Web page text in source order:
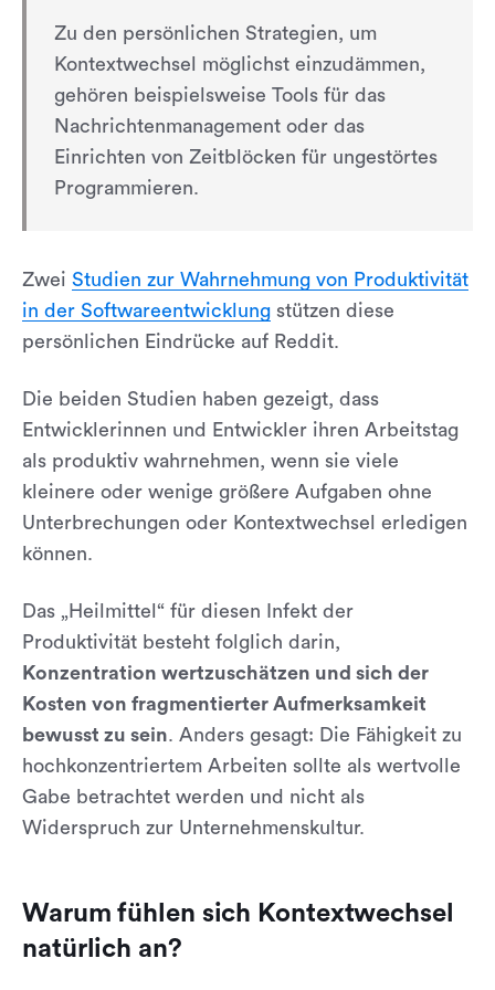
Zu den persönlichen Strategien, um
Kontextwechsel möglichst einzudämmen,
gehören beispielsweise Tools für das
Nachrichtenmanagement oder das
Einrichten von Zeitblöcken für ungestörtes
Programmieren.
Zwei Studien zur Wahrnehmung von Produktivität
in der Softwareentwicklung stützen diese
persönlichen Eindrücke auf Reddit.
Die beiden Studien haben gezeigt, dass
Entwicklerinnen und Entwickler ihren Arbeitstag
als produktiv wahrnehmen, wenn sie viele
kleinere oder wenige größere Aufgaben ohne
Unterbrechungen oder Kontextwechsel erledigen
können.
Das „Heilmittel“ für diesen Infekt der
Produktivität besteht folglich darin,
Konzentration wertzuschätzen und sich der
Kosten von fragmentierter Aufmerksamkeit
bewusst zu sein. Anders gesagt: Die Fähigkeit zu
hochkonzentriertem Arbeiten sollte als wertvolle
Gabe betrachtet werden und nicht als
Widerspruch zur Unternehmenskultur.
Warum fühlen sich Kontextwechsel
natürlich an?